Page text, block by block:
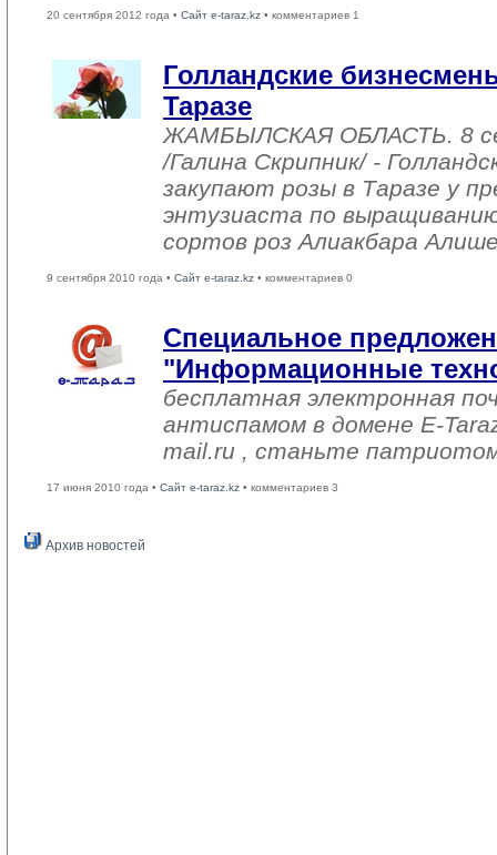
20 сентября 2012 года • Сайт e-taraz.kz • комментариев 1
Голландские
Таразе
ЖАМБЫЛСКАЯ ОБЛАСТЬ. 8
/Галина Скрипник/ -
закупают розы в Таразе у
энтузиаста по
сортов роз Алиакбара
9 сентября 2010 года • Сайт e-taraz.kz • комментариев 0
Специальное
"Информационные
бесплатная электронная
антиспамом в домене E-
mail.ru , станьте патриотом
17 июня 2010 года • Сайт e-taraz.kz • комментариев 3
Архив новостей